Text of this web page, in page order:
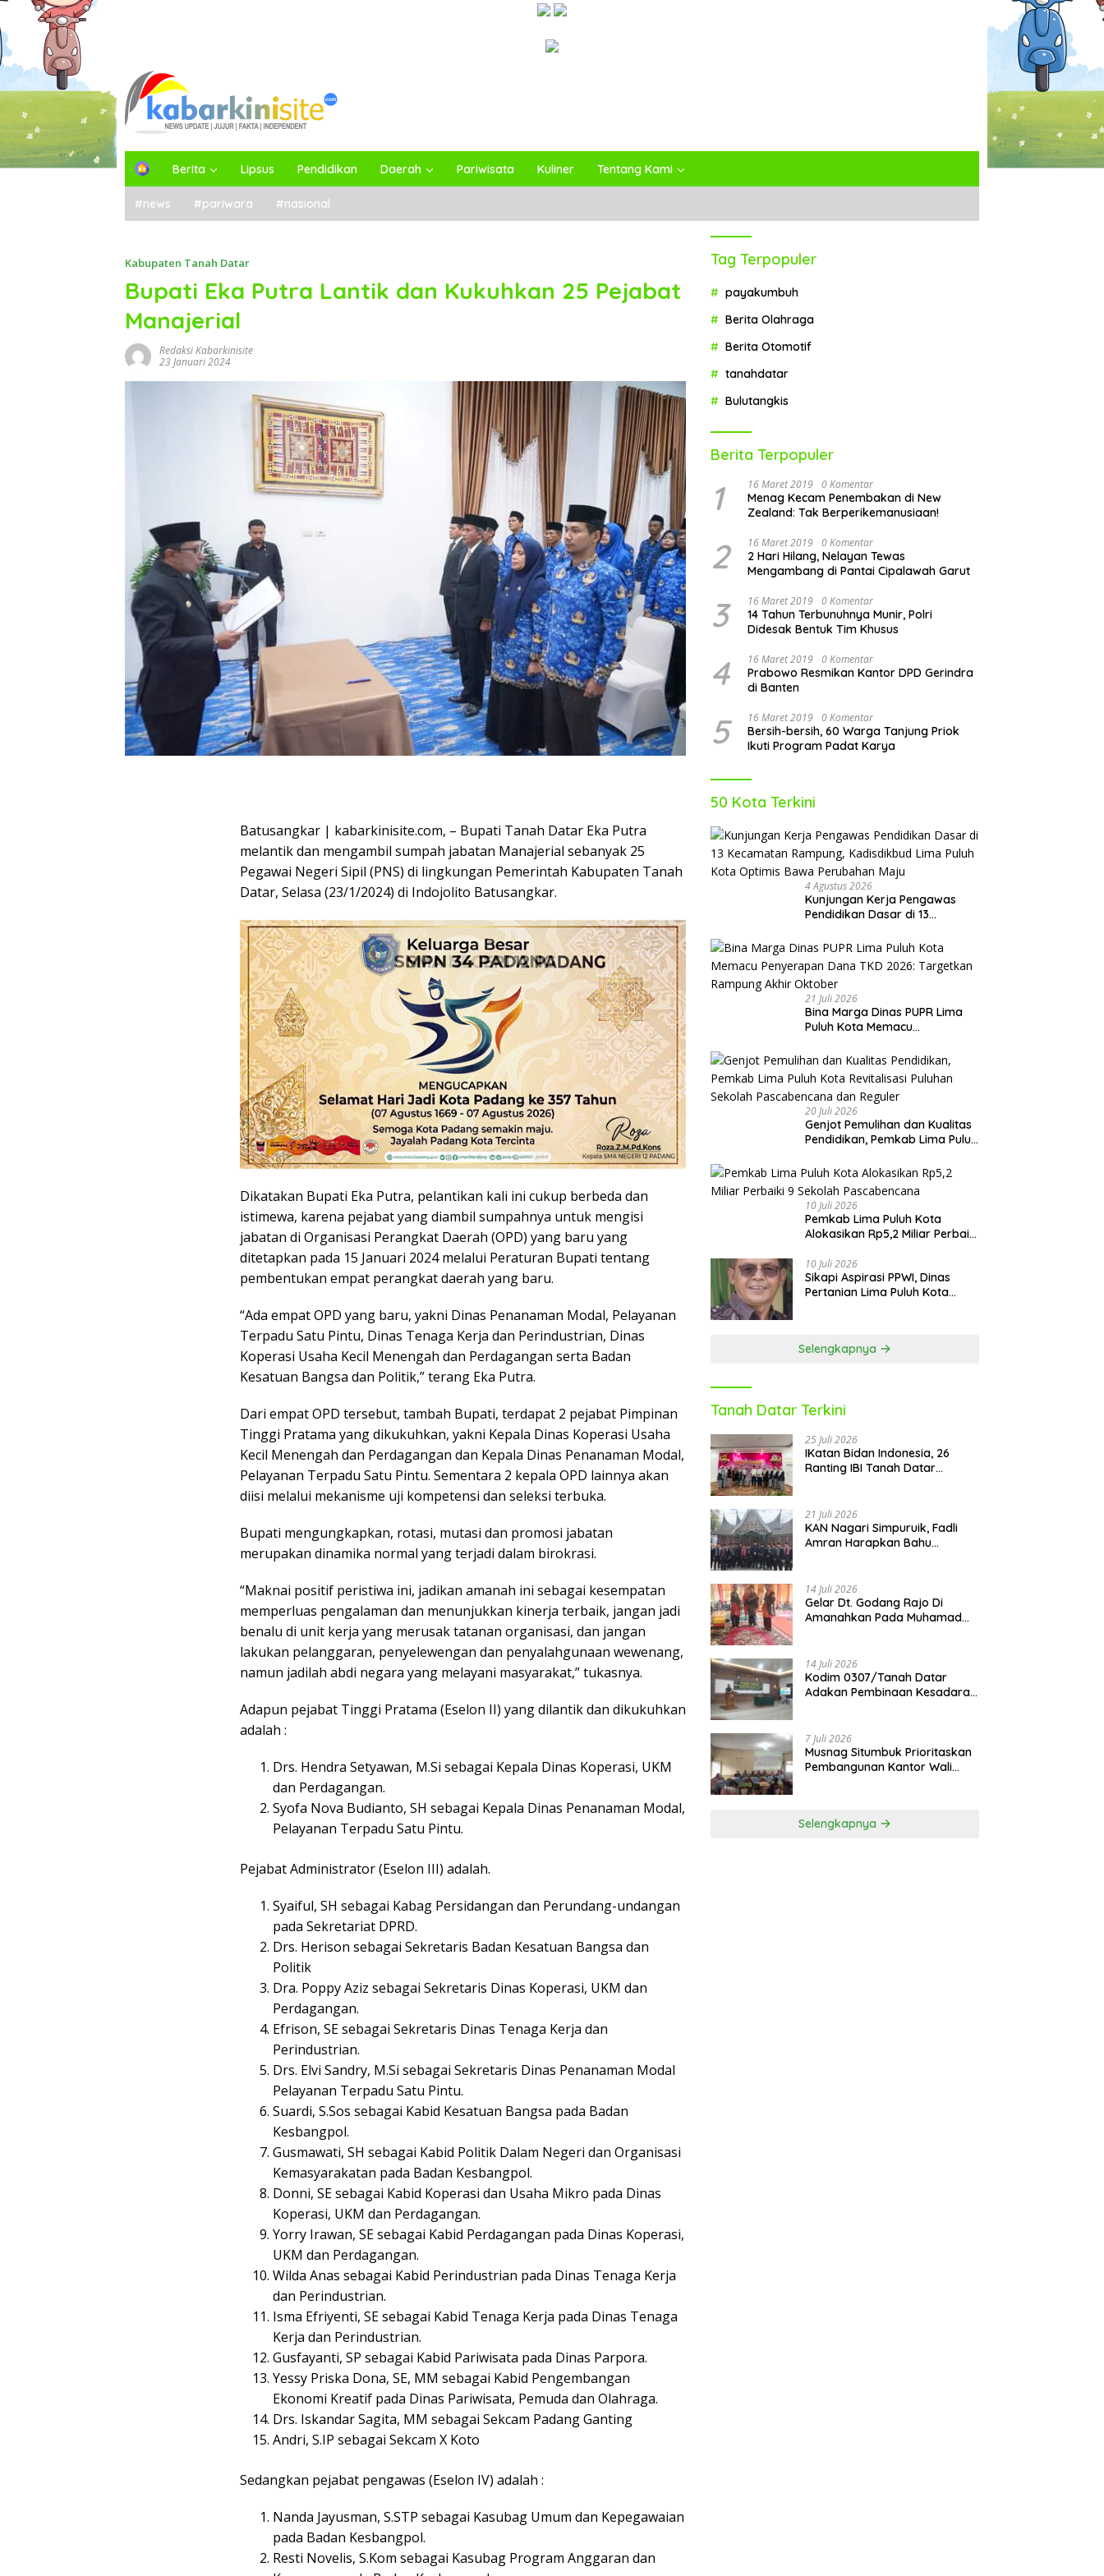
H
e
Berita Lipsus Pendidikan Daerah Pariwisata Kuliner Tentang Kami
#news #pariwara #nasional
Kabupaten Tanah Datar
Bupati Eka Putra Lantik dan Kukuhkan 25 Pejabat
Manajerial
Redaksi Kabarkinisite
23 Januari 2024
Batusangkar | kabarkinisite.com, – Bupati Tanah Datar Eka Putra
melantik dan mengambil sumpah jabatan Manajerial sebanyak 25
Pegawai Negeri Sipil (PNS) di lingkungan Pemerintah Kabupaten Tanah
Datar, Selasa (23/1/2024) di Indojolito Batusangkar.
Dikatakan Bupati Eka Putra, pelantikan kali ini cukup berbeda dan
istimewa, karena pejabat yang diambil sumpahnya untuk mengisi
jabatan di Organisasi Perangkat Daerah (OPD) yang baru yang
ditetapkan pada 15 Januari 2024 melalui Peraturan Bupati tentang
pembentukan empat perangkat daerah yang baru.
“Ada empat OPD yang baru, yakni Dinas Penanaman Modal, Pelayanan
Terpadu Satu Pintu, Dinas Tenaga Kerja dan Perindustrian, Dinas
Koperasi Usaha Kecil Menengah dan Perdagangan serta Badan
Kesatuan Bangsa dan Politik,” terang Eka Putra.
Dari empat OPD tersebut, tambah Bupati, terdapat 2 pejabat Pimpinan
Tinggi Pratama yang dikukuhkan, yakni Kepala Dinas Koperasi Usaha
Kecil Menengah dan Perdagangan dan Kepala Dinas Penanaman Modal,
Pelayanan Terpadu Satu Pintu. Sementara 2 kepala OPD lainnya akan
diisi melalui mekanisme uji kompetensi dan seleksi terbuka.
Bupati mengungkapkan, rotasi, mutasi dan promosi jabatan
merupakan dinamika normal yang terjadi dalam birokrasi.
“Maknai positif peristiwa ini, jadikan amanah ini sebagai kesempatan
memperluas pengalaman dan menunjukkan kinerja terbaik, jangan jadi
benalu di unit kerja yang merusak tatanan organisasi, dan jangan
lakukan pelanggaran, penyelewengan dan penyalahgunaan wewenang,
namun jadilah abdi negara yang melayani masyarakat,” tukasnya.
Adapun pejabat Tinggi Pratama (Eselon II) yang dilantik dan dikukuhkan
adalah :
Drs. Hendra Setyawan, M.Si sebagai Kepala Dinas Koperasi, UKM
dan Perdagangan.
Syofa Nova Budianto, SH sebagai Kepala Dinas Penanaman Modal,
Pelayanan Terpadu Satu Pintu.
Pejabat Administrator (Eselon III) adalah.
Syaiful, SH sebagai Kabag Persidangan dan Perundang-undangan
pada Sekretariat DPRD.
Drs. Herison sebagai Sekretaris Badan Kesatuan Bangsa dan
Politik
Dra. Poppy Aziz sebagai Sekretaris Dinas Koperasi, UKM dan
Perdagangan.
Efrison, SE sebagai Sekretaris Dinas Tenaga Kerja dan
Perindustrian.
Drs. Elvi Sandry, M.Si sebagai Sekretaris Dinas Penanaman Modal
Pelayanan Terpadu Satu Pintu.
Suardi, S.Sos sebagai Kabid Kesatuan Bangsa pada Badan
Kesbangpol.
Gusmawati, SH sebagai Kabid Politik Dalam Negeri dan Organisasi
Kemasyarakatan pada Badan Kesbangpol.
Donni, SE sebagai Kabid Koperasi dan Usaha Mikro pada Dinas
Koperasi, UKM dan Perdagangan.
Yorry Irawan, SE sebagai Kabid Perdagangan pada Dinas Koperasi,
UKM dan Perdagangan.
Wilda Anas sebagai Kabid Perindustrian pada Dinas Tenaga Kerja
dan Perindustrian.
Isma Efriyenti, SE sebagai Kabid Tenaga Kerja pada Dinas Tenaga
Kerja dan Perindustrian.
Gusfayanti, SP sebagai Kabid Pariwisata pada Dinas Parpora.
Yessy Priska Dona, SE, MM sebagai Kabid Pengembangan
Ekonomi Kreatif pada Dinas Pariwisata, Pemuda dan Olahraga.
Drs. Iskandar Sagita, MM sebagai Sekcam Padang Ganting
Andri, S.IP sebagai Sekcam X Koto
Sedangkan pejabat pengawas (Eselon IV) adalah :
Nanda Jayusman, S.STP sebagai Kasubag Umum dan Kepegawaian
pada Badan Kesbangpol.
Resti Novelis, S.Kom sebagai Kasubag Program Anggaran dan
Tag Terpopuler
payakumbuh
Berita Olahraga
Berita Otomotif
tanahdatar
Bulutangkis
Berita Terpopuler
1 16 Maret 2019 0 Komentar
Menag Kecam Penembakan di New
Zealand: Tak Berperikemanusiaan!
2 16 Maret 2019 0 Komentar
2 Hari Hilang, Nelayan Tewas
Mengambang di Pantai Cipalawah Garut
3 16 Maret 2019 0 Komentar
14 Tahun Terbunuhnya Munir, Polri
Didesak Bentuk Tim Khusus
4 16 Maret 2019 0 Komentar
Prabowo Resmikan Kantor DPD Gerindra
di Banten
5 16 Maret 2019 0 Komentar
Bersih-bersih, 60 Warga Tanjung Priok
Ikuti Program Padat Karya
50 Kota Terkini
4 Agustus 2026
Kunjungan Kerja Pengawas
Pendidikan Dasar di 13
Kadisdikbud Lima Puluh Kota
Optimis Bawa Perubahan Maju
21 Juli 2026
Bina Marga Dinas PUPR Lima
Puluh Kota Memacu
Targetkan Rampung Akhir
Oktober
20 Juli 2026
Genjot Pemulihan dan Kualitas
Pendidikan, Pemkab Lima Puluh
Sekolah Pascabencana dan
Reguler
10 Juli 2026
Pemkab Lima Puluh Kota
Alokasikan Rp5,2 Miliar Perbaiki
10 Juli 2026
Sikapi Aspirasi PPWI, Dinas
Pertanian Lima Puluh Kota
Selengkapnya
Tanah Datar Terkini
25 Juli 2026
IKatan Bidan Indonesia, 26
Ranting IBI Tanah Datar
21 Juli 2026
KAN Nagari Simpuruik, Fadli
Amran Harapkan Bahu
14 Juli 2026
Gelar Dt. Godang Rajo Di
Amanahkan Pada Muhamad
14 Juli 2026
Kodim 0307/Tanah Datar
Adakan Pembinaan Kesadaran
7 Juli 2026
Musnag Situmbuk Prioritaskan
Pembangunan Kantor Wali
Selengkapnya